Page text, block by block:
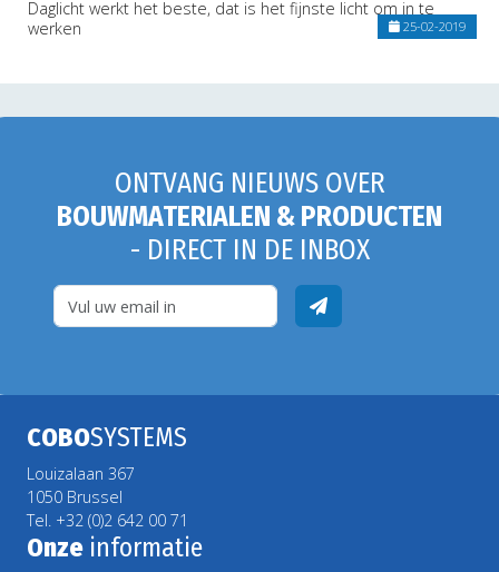
Daglicht werkt het beste, dat is het fijnste licht om in te
werken
25-02-2019
ONTVANG NIEUWS OVER
BOUWMATERIALEN & PRODUCTEN
- DIRECT IN DE INBOX
COBOSYSTEMS
Louizalaan 367
1050 Brussel
Tel. +32 (0)2 642 00 71
Onze informatie